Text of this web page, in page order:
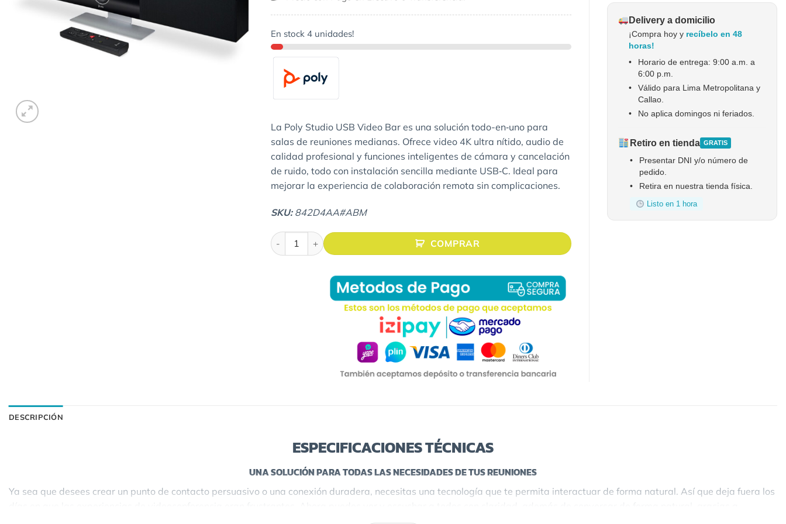
En stock 4 unidades!
La Poly Studio USB Video Bar es una solución todo-en‑uno para
salas de reuniones medianas. Ofrece video 4K ultra nítido, audio de
calidad profesional y funciones inteligentes de cámara y cancelación
de ruido, todo con instalación sencilla mediante USB‑C. Ideal para
mejorar la experiencia de colaboración remota sin complicaciones.
SKU: 842D4AA#ABM
Videoconferencia Poly Studio certificado por Zoom y Microsoft cantidad
COMPRAR
Delivery a domicilio
¡Compra hoy y recíbelo en 48
horas!
•
Horario de entrega: 9:00 a.m. a
6:00 p.m.
•
Válido para Lima Metropolitana y
Callao.
•
No aplica domingos ni feriados.
Retiro en tienda GRATIS
•
Presentar DNI y/o número de
pedido.
•
Retira en nuestra tienda física.
Listo en 1 hora
DESCRIPCIÓN
ESPECIFICACIONES TÉCNICAS
UNA SOLUCIÓN PARA TODAS LAS NECESIDADES DE TUS REUNIONES
Ya sea que desees crear un punto de contacto persuasivo o una conexión duradera, necesitas una tecnología que te permita interactuar de forma natural. Así que deja fuera los
Poly Studio. La sencilla conectividad USB permite iniciar reuniones rápidamente, mantiene a la tecnología en segundo plano y a ti en primer plano, y proporciona una solución